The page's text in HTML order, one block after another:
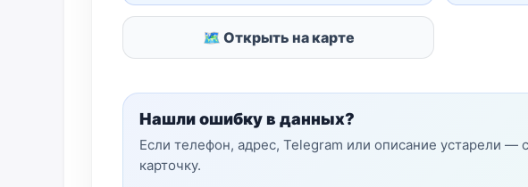
🗺 Открыть на карте
Нашли ошибку в данных?
Если телефон, адрес, Telegram или описание устарели
карточку.